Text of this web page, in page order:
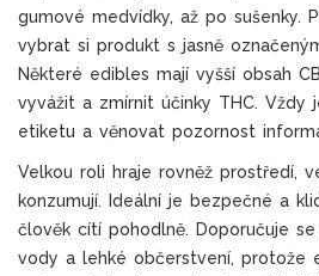
gumové medvídky, až po sušenky.
vybrat si produkt s jasně
Některé edibles mají vyšší obsah
vyvážit a zmírnit účinky THC. Vždy
etiketu a věnovat pozornost
Velkou roli hraje rovněž prostředí,
konzumují. Ideální je bezpečné a
člověk cítí pohodlně. Doporučuje
vody a lehké občerstvení, protože